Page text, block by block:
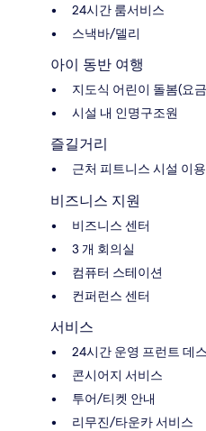
24시간 룸서비스
스낵바/델리
아이 동반 여행
지도식 어린이 돌봄(요
시설 내 인명구조원
즐길거리
근처 피트니스 시설 이
비즈니스 지원
비즈니스 센터
3 개 회의실
컴퓨터 스테이션
컨퍼런스 센터
서비스
24시간 운영 프런트 데
콘시어지 서비스
투어/티켓 안내
리무진/타운카 서비스